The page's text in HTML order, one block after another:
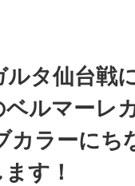
ルタ仙台戦
ルマーレ
カラーにち
す！